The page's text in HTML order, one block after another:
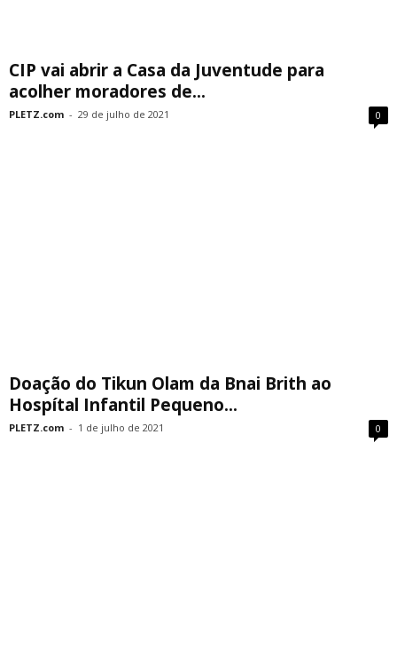
CIP vai abrir a Casa da Juventude para
acolher moradores de...
PLETZ.com - 29 de julho de 2021 0
Doação do Tikun Olam da Bnai Brith ao
Hospítal Infantil Pequeno...
PLETZ.com - 1 de julho de 2021 0